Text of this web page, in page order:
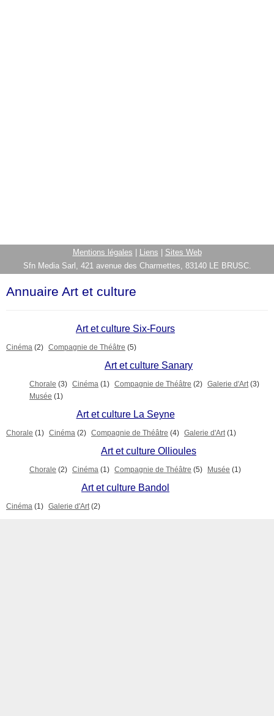
Mentions légales Liens
Sites Web
Sfn Media Sarl, 421 avenue des Charmettes, 83140 LE BRUSC.
Annuaire Art et culture
Art et culture Six-Fours
Cinéma (2) Compagnie de Théâtre (5)
Art et culture Sanary
Chorale (3) Cinéma (1) Compagnie de Théâtre (2) Galerie d'Art (3)
Musée (1)
Art et culture La Seyne
Chorale (1) Cinéma (2) Compagnie de Théâtre (4) Galerie d'Art (1)
Art et culture Ollioules
Chorale (2) Cinéma (1) Compagnie de Théâtre (5) Musée (1)
Art et culture Bandol
Cinéma (1) Galerie d'Art (2)